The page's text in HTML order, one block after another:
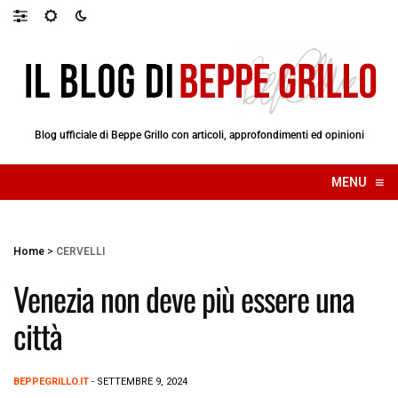
Blog ufficiale di Beppe Grillo con articoli, approfondimenti ed opinioni
MENU ≡
☰
Home > CERVELLI
Venezia non deve più essere una
città
BEPPEGRILLO.IT - SETTEMBRE 9, 2024